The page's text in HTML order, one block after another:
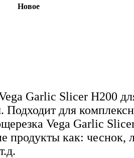
Новое
Garlic Slicer H200
Подходит для
Vega Garlic
продукты как: чеснок,